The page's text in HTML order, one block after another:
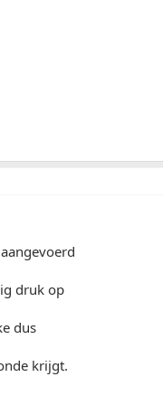
druk op
dus
krijgt.